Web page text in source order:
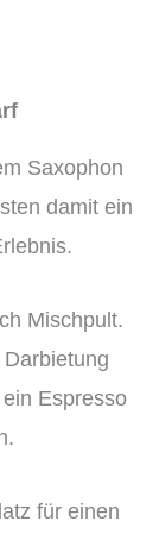
Saxophon
damit ein
Mischpult.
Espresso
für einen